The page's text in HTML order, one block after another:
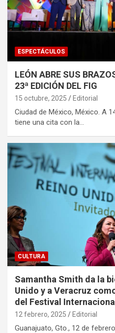
ESPECTÁCULOS
LEÓN ABRE SUS
23ª EDICIÓN DEL FIG
15 octubre, 2025 Editorial
Ciudad de México, México. A
tiene una cita con la…
CULTURA
Samantha Smith da la
Unido y a Veracruz
del Festival
12 febrero, 2025 Editorial
Guanajuato, Gto., 12 de